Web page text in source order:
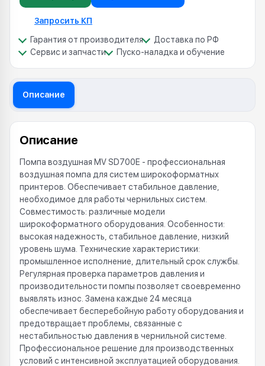
Запросить КП
Гарантия от производителя
Доставка по РФ
Сервис и запчасти
Пуско-наладка и обучение
Описание
Описание
Помпа воздушная MV SD700E - профессиональная
воздушная помпа для систем широкоформатных
принтеров. Обеспечивает стабильное давление,
необходимое для работы чернильных систем.
Совместимость: различные модели
широкоформатного оборудования. Особенности:
высокая надежность, стабильное давление, низкий
уровень шума. Технические характеристики:
промышленное исполнение, длительный срок службы.
Регулярная проверка параметров давления и
производительности помпы позволяет своевременно
выявлять износ. Замена каждые 24 месяца
обеспечивает бесперебойную работу оборудования и
предотвращает проблемы, связанные с
нестабильностью давления в чернильной системе.
Профессиональное решение для производственных
условий с интенсивной эксплуатацией оборудования.